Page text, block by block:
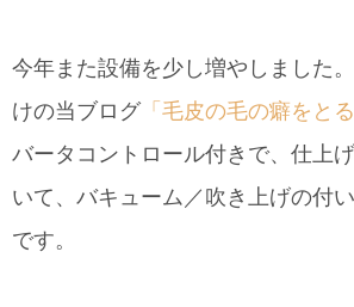
今年また設備を少し増やしました
けの当ブログ「毛皮の毛の癖をとる
バータコントロール付きで、仕上
いて、バキューム／吹き上げの付
です。